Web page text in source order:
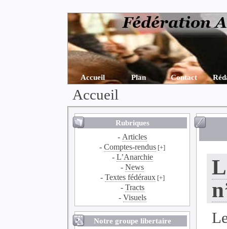
Accueil Plan Contact
Accueil
Rubriques
- Articles
-Comptes-rendus [+]
- L’Anarchie
-News
- Textes fédéraux[+]
- Tracts
- Visuels
Notre groupe libertaire